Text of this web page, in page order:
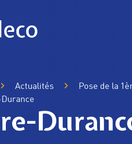
Actualités
Pose de la